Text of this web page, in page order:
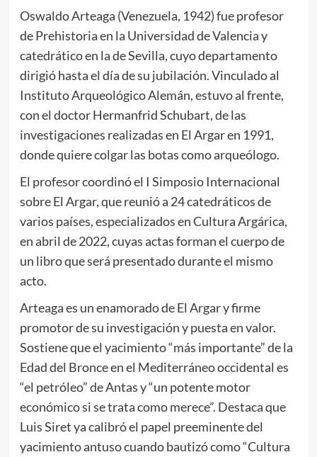
Oswaldo Arteaga (Venezuela, 1942) fue profesor
de Prehistoria en la Universidad de Valencia y
catedrático en la de Sevilla, cuyo departamento
dirigió hasta el día de su jubilación. Vinculado al
Instituto Arqueológico Alemán, estuvo al frente,
con el doctor Hermanfrid Schubart, de las
investigaciones realizadas en El Argar en 1991,
donde quiere colgar las botas como arqueólogo.
El profesor coordinó el I Simposio Internacional
sobre El Argar, que reunió a 24 catedráticos de
varios países, especializados en Cultura Argárica,
en abril de 2022, cuyas actas forman el cuerpo de
un libro que será presentado durante el mismo
acto.
Arteaga es un enamorado de El Argar y firme
promotor de su investigación y puesta en valor.
Sostiene que el yacimiento “más importante” de la
Edad del Bronce en el Mediterráneo occidental es
“el petróleo” de Antas y “un potente motor
económico si se trata como merece”. Destaca que
Luis Siret ya calibró el papel preeminente del
yacimiento antuso cuando bautizó como “Cultura